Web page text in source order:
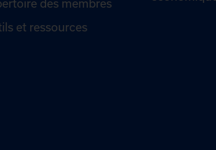
des membres
et ressources